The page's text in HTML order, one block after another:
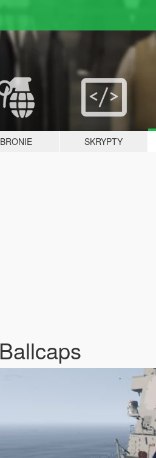
BRONIE SKRYPTY